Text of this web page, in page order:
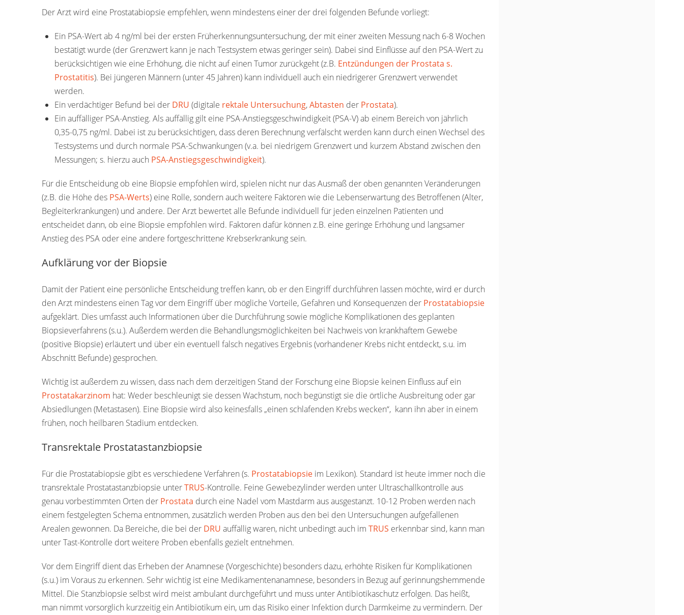
Der Arzt wird eine Prostatabiopsie empfehlen, wenn mindestens einer der drei folgenden Befunde vorliegt:
Ein PSA-Wert ab 4 ng/ml bei der ersten Früherkennungsuntersuchung, der mit einer zweiten Messung nach 6-8 Wochen
bestätigt wurde (der Grenzwert kann je nach Testsystem etwas geringer sein). Dabei sind Einflüsse auf den PSA-Wert zu
berücksichtigen wie eine Erhöhung, die nicht auf einen Tumor zurückgeht (z.B. Entzündungen der Prostata s.
Prostatitis). Bei jüngeren Männern (unter 45 Jahren) kann individuell auch ein niedrigerer Grenzwert verwendet
werden.
Ein verdächtiger Befund bei der DRU (digitale rektale Untersuchung,Abtasten der Prostata).
Ein auffälliger PSA-Anstieg. Als auffällig gilt eine PSA-Anstiegsgeschwindigkeit (PSA-V) ab einem Bereich von jährlich
0,35-0,75 ng/ml. Dabei ist zu berücksichtigen, dass deren Berechnung verfälscht werden kann durch einen Wechsel des
Testsystems und durch normale PSA-Schwankungen (v.a. bei niedrigem Grenzwert und kurzem Abstand zwischen den
Messungen; s. hierzu auch PSA-Anstiegsgeschwindigkeit).
Für die Entscheidung ob eine Biopsie empfohlen wird, spielen nicht nur das Ausmaß der oben genannten Veränderungen
(z.B. die Höhe des PSA-Werts) eine Rolle, sondern auch weitere Faktoren wie die Lebenserwartung des Betroffenen (Alter,
Begleiterkrankungen) und andere. Der Arzt bewertet alle Befunde individuell für jeden einzelnen Patienten und
entscheidet dann, ob eine Biopsie empfohlen wird. Faktoren dafür können z.B. eine geringe Erhöhung und langsamer
Anstieg des PSA oder eine andere fortgeschrittene Krebserkrankung sein.
Aufklärung vor der Biopsie
Damit der Patient eine persönliche Entscheidung treffen kann, ob er den Eingriff durchführen lassen möchte, wird er durch
den Arzt mindestens einen Tag vor dem Eingriff über mögliche Vorteile, Gefahren und Konsequenzen der Prostatabiopsie
aufgeklärt. Dies umfasst auch Informationen über die Durchführung sowie mögliche Komplikationen des geplanten
Biopsieverfahrens (s.u.). Außerdem werden die Behandlungsmöglichkeiten bei Nachweis von krankhaftem Gewebe
(positive Biopsie) erläutert und über ein eventuell falsch negatives Ergebnis (vorhandener Krebs nicht entdeckt, s.u. im
Abschnitt Befunde) gesprochen.
Wichtig ist außerdem zu wissen, dass nach dem derzeitigen Stand der Forschung eine Biopsie keinen Einfluss auf ein
Prostatakarzinom hat: Weder beschleunigt sie dessen Wachstum, noch begünstigt sie die örtliche Ausbreitung oder gar
Absiedlungen (Metastasen). Eine Biopsie wird also keinesfalls „einen schlafenden Krebs wecken“, kann ihn aber in einem
frühen, noch heilbaren Stadium entdecken.
Transrektale Prostatastanzbiopsie
Für die Prostatabiopsie gibt es verschiedene Verfahren (s. Prostatabiopsie im Lexikon). Standard ist heute immer noch die
transrektale Prostatastanzbiopsie unterTRUS-Kontrolle. Feine Gewebezylinder werden unter Ultraschallkontrolle aus
genau vorbestimmten Orten der Prostata durch eine Nadel vom Mastdarm aus ausgestanzt. 10-12 Proben werden nach
einem festgelegten Schema entnommen, zusätzlich werden Proben aus den bei den Untersuchungen aufgefallenen
Arealen gewonnen. Da Bereiche, die bei der DRU auffällig waren, nicht unbedingt auch im TRUS erkennbar sind, kann man
unter Tast-Kontrolle dort weitere Proben ebenfalls gezielt entnehmen.
Vor dem Eingriff dient das Erheben der Anamnese (Vorgeschichte) besonders dazu, erhöhte Risiken für Komplikationen
(s.u.) im Voraus zu erkennen. Sehr wichtig ist eine Medikamentenanamnese, besonders in Bezug auf gerinnungshemmende
Mittel. Die Stanzbiopsie selbst wird meist ambulant durchgeführt und muss unter Antibiotikaschutz erfolgen. Das heißt,
man nimmt vorsorglich kurzzeitig ein Antibiotikum ein, um das Risiko einer Infektion durch Darmkeime zu vermindern. Der